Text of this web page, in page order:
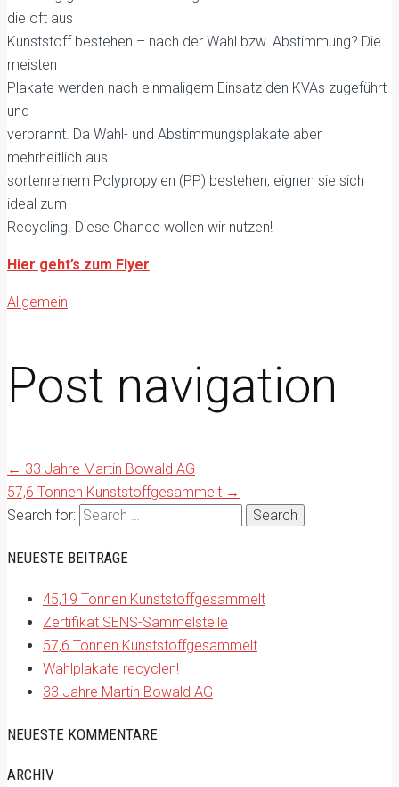
die oft aus
Kunststoff bestehen – nach der Wahl bzw. Abstimmung? Die
meisten
Plakate werden nach einmaligem Einsatz den KVAs zugeführt
und
verbrannt. Da Wahl- und Abstimmungsplakate aber
mehrheitlich aus
sortenreinem Polypropylen (PP) bestehen, eignen sie sich
ideal zum
Recycling. Diese Chance wollen wir nutzen!
Hier geht’s zum Flyer
Allgemein
Post navigation
← 33 Jahre Martin Bowald AG
57,6 Tonnen Kunststoffgesammelt →
Search for:
NEUESTE BEITRÄGE
45,19 Tonnen Kunststoffgesammelt
Zertifikat SENS-Sammelstelle
57,6 Tonnen Kunststoffgesammelt
Wahlplakate recyclen!
33 Jahre Martin Bowald AG
NEUESTE KOMMENTARE
ARCHIV